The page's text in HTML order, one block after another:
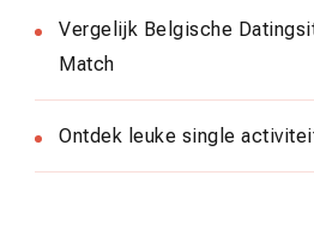
Vergelijk Belgische
Match
Ontdek leuke single